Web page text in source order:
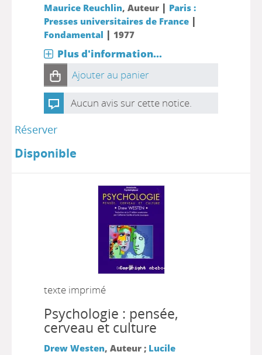
Maurice Reuchlin, Auteur | Paris :
Presses universitaires de France|
Fondamental | 1977
Plus d'information...
Ajouter au panier
Aucun avis sur cette notice.
Réserver
Disponible
texte imprimé
Psychologie : pensée,
cerveau et culture
Drew Westen, Auteur ; Lucile